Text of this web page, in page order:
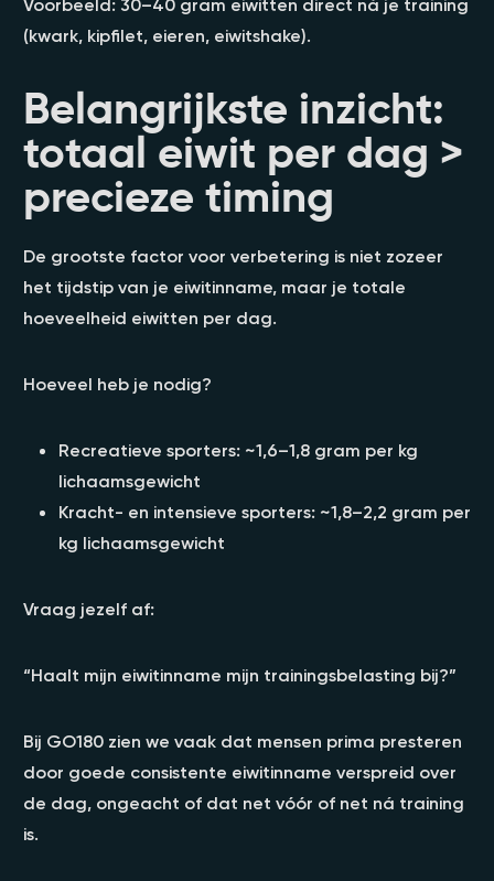
(kwark, kipfilet, eieren, eiwitshake).
Belangrijkste inzicht:
totaal eiwit per dag >
precieze timing
De grootste factor voor verbetering is niet zozeer
het tijdstip van je eiwitinname, maar je totale
hoeveelheid eiwitten per dag.
Hoeveel heb je nodig?
Recreatieve sporters: ~1,6–1,8 gram per kg
lichaamsgewicht
Kracht- en intensieve sporters: ~1,8–2,2 gram per
kg lichaamsgewicht
Vraag jezelf af:
“Haalt mijn eiwitinname mijn trainingsbelasting bij?”
Bij GO180 zien we vaak dat mensen prima presteren
door goede consistente eiwitinname verspreid over
de dag, ongeacht of dat net vóór of net ná training
is.